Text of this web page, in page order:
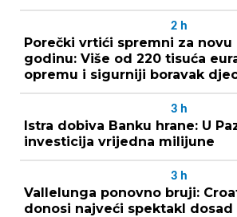
2 h
Porečki vrtići spremni za novu
godinu: Više od 220 tisuća
opremu i sigurniji boravak
3 h
Istra dobiva Banku hrane: U
investicija vrijedna milijune
3 h
Vallelunga ponovno bruji:
donosi najveći spektakl dosad